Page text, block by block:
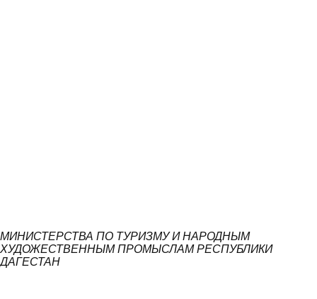
МИНИСТЕРСТВА ПО ТУРИЗМУ И НАРОДНЫМ
ХУДОЖЕСТВЕННЫМ ПРОМЫСЛАМ РЕСПУБЛИКИ
ДАГЕСТАН